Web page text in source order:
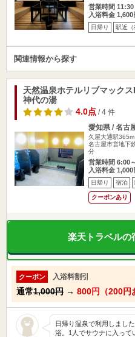
営業時間
入浴料金 1,600
日帰り 駅近（
関連情報から探す
天然温泉ホテルリブマック
神代の湯
4.0点/ 4 件
愛知県 / 名古
久屋大通駅365m
名古屋市営地下
分
営業時間 6:00
入浴料金 1,000
日帰り 宿泊
クーポンあり
楽天トラベルの
クーポン 入浴料割引
通常1,000円 → 800円（200円
日帰り温泉で利用しまし
浴。1人でサウナに入って